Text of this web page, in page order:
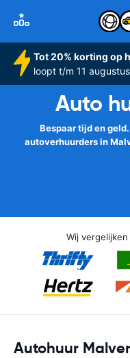
Tot 20% korting op
loopt t/m 11
Auto
Bespaar tijd en
autoverhuurders in
Wij
Autohuur